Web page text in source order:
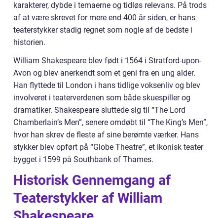
karakterer, dybde i temaerne og tidløs relevans. På trods
af at være skrevet for mere end 400 år siden, er hans
teaterstykker stadig regnet som nogle af de bedste i
historien.
William Shakespeare blev født i 1564 i Stratford-upon-
Avon og blev anerkendt som et geni fra en ung alder.
Han flyttede til London i hans tidlige voksenliv og blev
involveret i teaterverdenen som både skuespiller og
dramatiker. Shakespeare sluttede sig til “The Lord
Chamberlain’s Men”, senere omdøbt til “The King’s Men”,
hvor han skrev de fleste af sine berømte værker. Hans
stykker blev opført på “Globe Theatre”, et ikonisk teater
bygget i 1599 på Southbank of Thames.
Historisk Gennemgang af
Teaterstykker af William